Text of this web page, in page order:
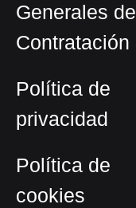
Generales de
Contratación
Política de
privacidad
Política de
cookies